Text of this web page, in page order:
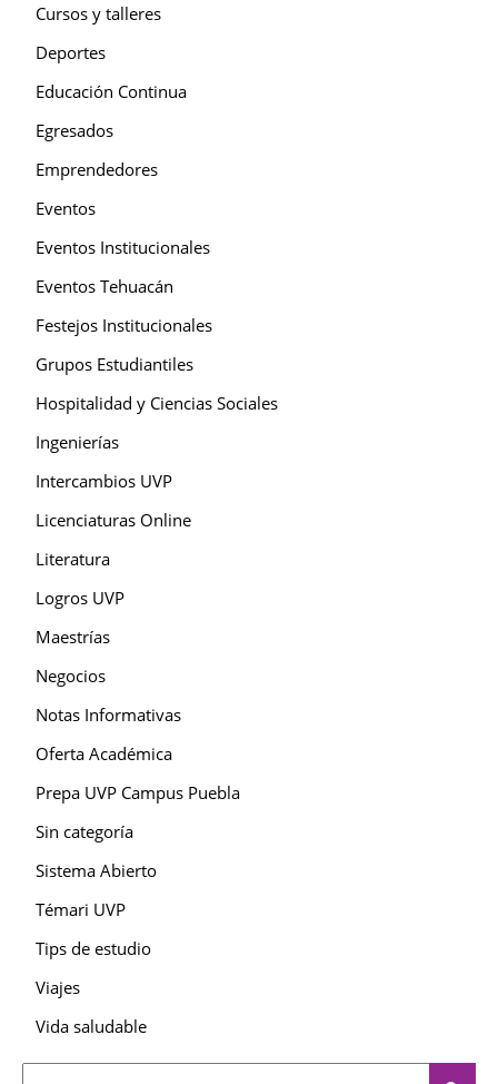
Cursos y talleres
Deportes
Educación Continua
Egresados
Emprendedores
Eventos
Eventos Institucionales
Eventos Tehuacán
Festejos Institucionales
Grupos Estudiantiles
Hospitalidad y Ciencias Sociales
Ingenierías
Intercambios UVP
Licenciaturas Online
Literatura
Logros UVP
Maestrías
Negocios
Notas Informativas
Oferta Académica
Prepa UVP Campus Puebla
Sin categoría
Sistema Abierto
Témari UVP
Tips de estudio
Viajes
Vida saludable